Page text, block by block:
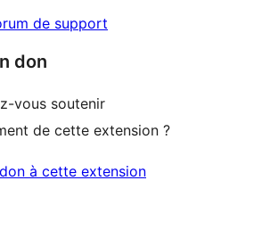
de support
don
vous soutenir
de cette extension ?
à cette extension